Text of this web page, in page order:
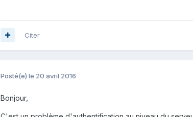
Citer
Posté(e) le 20 avril 2016
Bonjour,